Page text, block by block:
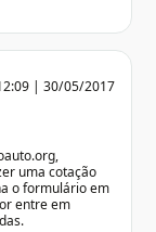
| 30/05/2017
uma cotação
o formulário em
entre em